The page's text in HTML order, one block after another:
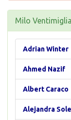
Milo
Adrian Winter
Ahmed Nazif
Albert Caraco
Alejandra